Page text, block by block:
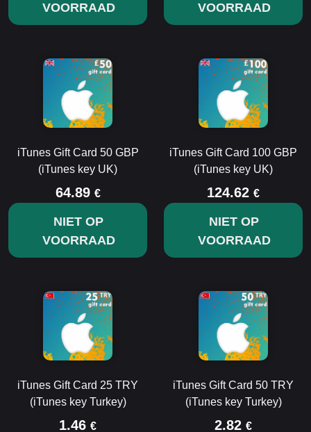
VOORRAAD
VOORRAAD
iTunes Gift Card 50 GBP
(iTunes key UK)
64.89 €
NIET OP
VOORRAAD
iTunes Gift Card 100 GBP
(iTunes key UK)
124.62 €
NIET OP
VOORRAAD
iTunes Gift Card 25 TRY
(iTunes key Turkey)
1.46 €
iTunes Gift Card 50 TRY
(iTunes key Turkey)
2.82 €